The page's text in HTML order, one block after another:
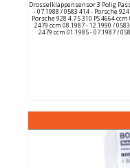
Drosselklappensensor 3 Polig
- 07.1988 / 0583 414 - Porsche
Porsche 928 4.7 S 310 PS 4664
2479 ccm 08.1987 - 12.1990 /
2479 ccm 01.1985 - 07.1987 /
08.1986 - 07.1988 / 0583 403 -
Hersteller : Bosch Hersteller
Vergleichsnummer : 944 606